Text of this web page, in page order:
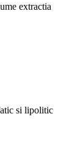
extractia
si lipolitic